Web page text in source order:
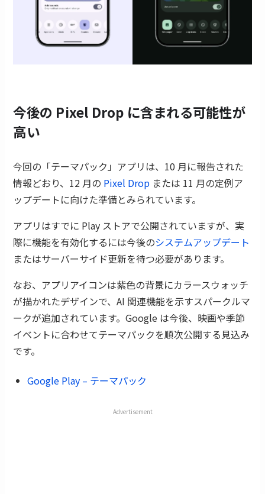
今後の Pixel Drop に含まれる可能性が
高い
今回の「テーマパック」アプリは、10 月に報告された
情報どおり、12 月の Pixel Drop または 11 月の定例ア
ップデートに向けた準備とみられています。
アプリはすでに Play ストアで公開されていますが、実
際に機能を有効化するには今後のシステムアップデート
またはサーバーサイド更新を待つ必要があります。
なお、アプリアイコンは紫色の背景にカラースウォッチ
が描かれたデザインで、AI 関連機能を示すスパークルマ
ークが追加されています。Google は今後、映画や季節
イベントに合わせてテーマパックを順次公開する見込み
です。
Google Play – テーマパック
Advertisement